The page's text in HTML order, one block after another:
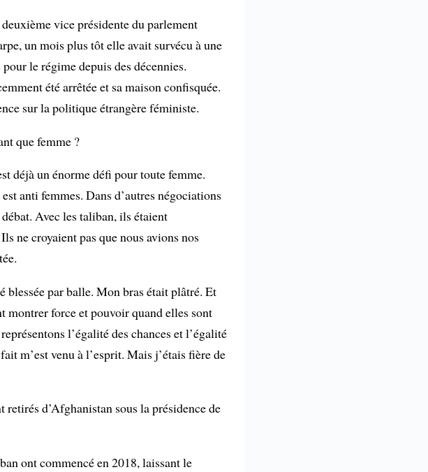
vice présidente du parlement
un mois plus tôt elle avait survécu à une
le régime depuis des décennies.
été arrêtée et sa maison confisquée.
sur la politique étrangère féministe.
que femme ?
déjà un énorme défi pour toute femme.
anti femmes. Dans d’autres négociations
Avec les taliban, ils étaient
ne croyaient pas que nous avions nos
blessée par balle. Mon bras était plâtré. Et
montrer force et pouvoir quand elles sont
l’égalité des chances et l’égalité
m’est venu à l’esprit. Mais j’étais fière de
retirés d’Afghanistan sous la présidence de
ont commencé en 2018, laissant le